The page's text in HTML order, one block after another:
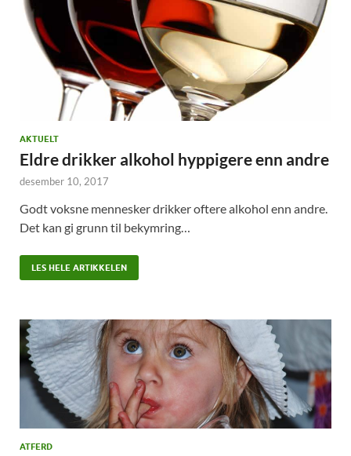
AKTUELT
Eldre drikker alkohol hyppigere enn andre
desember 10, 2017
Godt voksne mennesker drikker oftere alkohol enn andre.
Det kan gi grunn til bekymring…
LES HELE ARTIKKELEN
ATFERD